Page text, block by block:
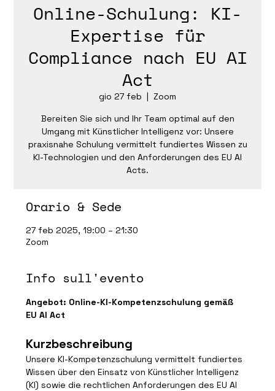
Online-Schulung: KI-
Expertise für
Compliance nach EU AI
Act
gio 27 feb
  |
Zoom
Bereiten Sie sich und Ihr Team optimal auf den
Umgang mit Künstlicher Intelligenz vor: Unsere
praxisnahe Schulung vermittelt fundiertes Wissen zu
KI-Technologien und den Anforderungen des EU AI
Acts.
Orario & Sede
27 feb 2025, 19:00 – 21:30
Zoom
Info sull'evento
Angebot: Online-KI-Kompetenzschulung gemäß
EU AI Act
Kurzbeschreibung
Unsere KI-Kompetenzschulung vermittelt fundiertes
Wissen über den Einsatz von Künstlicher Intelligenz
(KI) sowie die rechtlichen Anforderungen des EU AI